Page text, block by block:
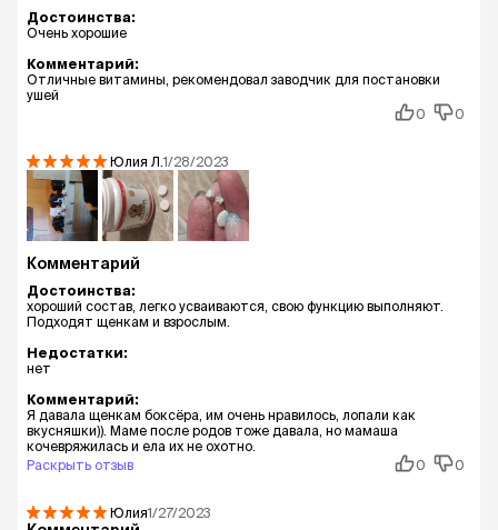
Достоинства:
Очень хорошие
Комментарий:
Отличные витамины, рекомендовал заводчик для постановки
ушей
0
0
Юлия Л.1/28/2023
Комментарий
Достоинства:
хороший состав, легко усваиваются, свою функцию выполняют.
Подходят щенкам и взрослым.
Недостатки:
нет
Комментарий:
Я давала щенкам боксёра, им очень нравилось, лопали как
вкусняшки)). Маме после родов тоже давала, но мамаша
кочевряжилась и ела их не охотно.
Раскрыть отзыв
0 0
Юлия1/27/2023